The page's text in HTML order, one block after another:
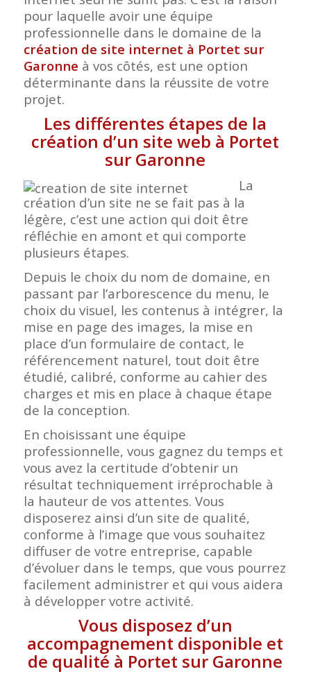
pour laquelle avoir une équipe
professionnelle dans le domaine de la
création de site internet à Portet sur
Garonne à vos côtés, est une option
déterminante dans la réussite de votre
projet.
Les différentes étapes de la
création d’un site web à Portet
sur Garonne
La
création d’un site ne se fait pas à la
légère, c’est une action qui doit être
réfléchie en amont et qui comporte
plusieurs étapes.
Depuis le choix du nom de domaine, en
passant par l’arborescence du menu, le
choix du visuel, les contenus à intégrer, la
mise en page des images, la mise en
place d’un formulaire de contact, le
référencement naturel, tout doit être
étudié, calibré, conforme au cahier des
charges et mis en place à chaque étape
de la conception.
En choisissant une équipe
professionnelle, vous gagnez du temps et
vous avez la certitude d’obtenir un
résultat techniquement irréprochable à
la hauteur de vos attentes. Vous
disposerez ainsi d’un site de qualité,
conforme à l’image que vous souhaitez
diffuser de votre entreprise, capable
d’évoluer dans le temps, que vous pourrez
facilement administrer et qui vous aidera
à développer votre activité.
Vous disposez d’un
accompagnement disponible et
de qualité à Portet sur Garonne